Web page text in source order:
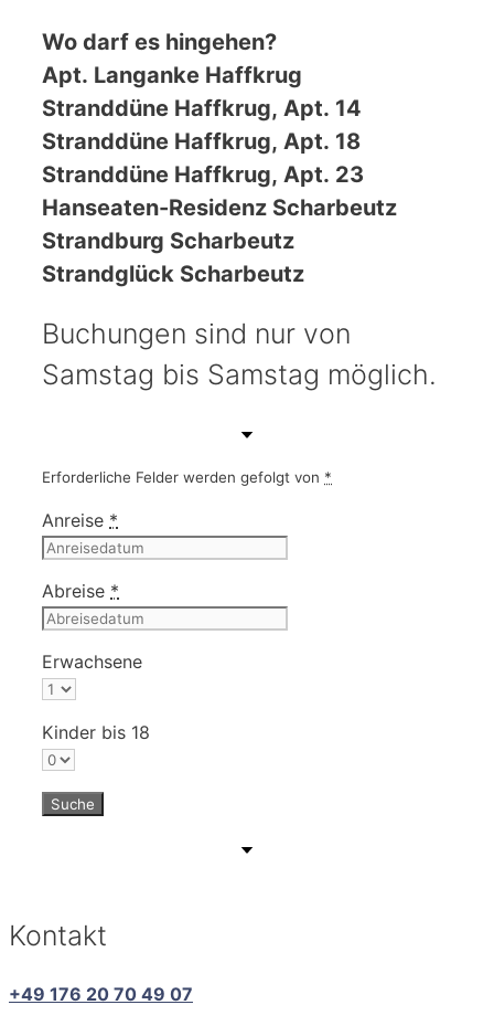
Wo darf es hingehen?
Apt. Langanke Haffkrug
Stranddüne Haffkrug, Apt. 14
Stranddüne Haffkrug, Apt. 18
Stranddüne Haffkrug, Apt. 23
Hanseaten-Residenz Scharbeutz
Strandburg Scharbeutz
Strandglück Scharbeutz
Buchungen sind nur von
Samstag bis Samstag möglich.
Erforderliche Felder werden gefolgt von *
Anreise *
Abreise *
Erwachsene
Kinder bis 18
Kontakt
+49 176 20 70 49 07